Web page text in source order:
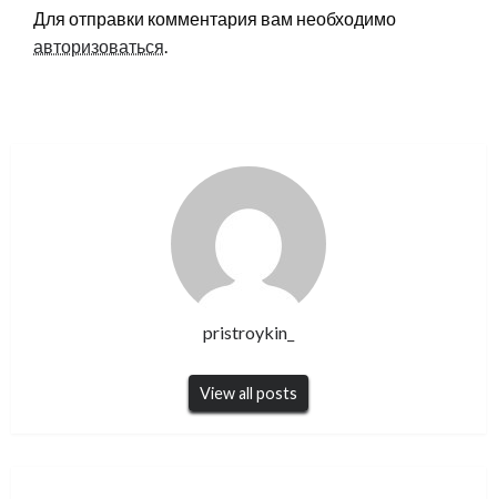
Для отправки комментария вам необходимо
авторизоваться
pristroykin_
View all posts